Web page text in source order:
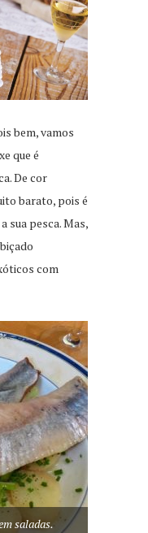
bem, vamos
que é
De cor
barato, pois é
sua pesca. Mas,
com
saladas.